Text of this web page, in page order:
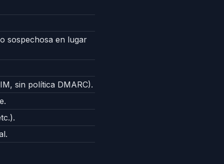
sospechosa en lugar
sin política DMARC).